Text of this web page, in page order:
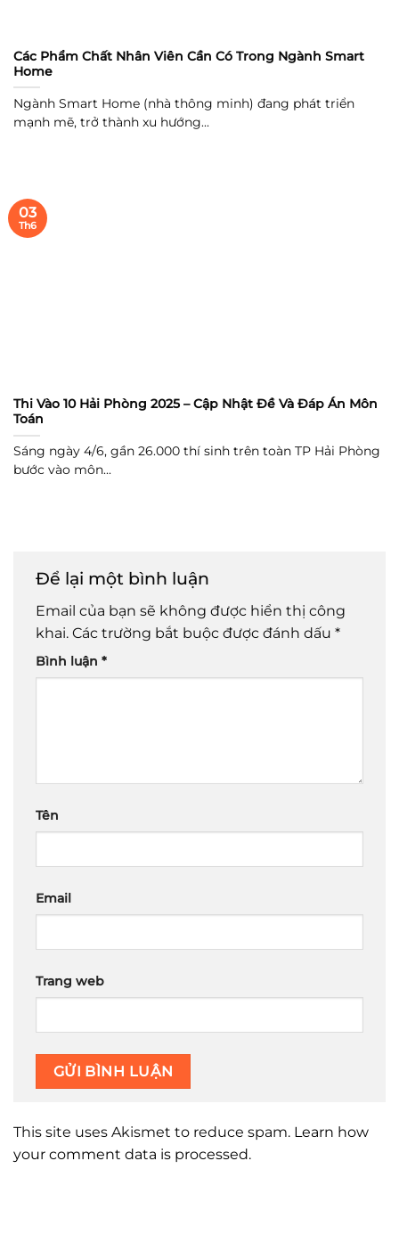
Các Phẩm Chất Nhân Viên Cần Có Trong Ngành Smart
Home
Ngành Smart Home (nhà thông minh) đang phát triển
mạnh mẽ, trở thành xu hướng...
Thi Vào 10 Hải Phòng 2025 – Cập Nhật Đề Và Đáp Án Môn
Toán
Sáng ngày 4/6, gần 26.000 thí sinh trên toàn TP Hải Phòng
bước vào môn...
03
Th6
Để lại một bình luận
Email của bạn sẽ không được hiển thị công
khai. Các trường bắt buộc được đánh dấu *
Bình luận *
Tên
Email
Trang web
This site uses Akismet to reduce spam. Learn how
your comment data is processed.